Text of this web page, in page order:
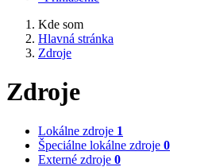
Kde som
Hlavná stránka
Zdroje
Zdroje
Lokálne zdroje 1
Špeciálne lokálne zdroje 0
Externé zdroje 0